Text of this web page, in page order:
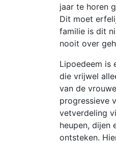
jaar te horen
Dit moet
familie is dit
nooit over
Lipoedeem is
die vrijwel
van de
progressieve
vetverdeling
heupen, dijen
ontsteken.